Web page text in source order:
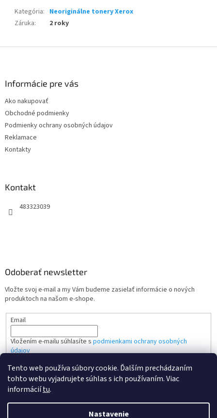
Tento web používa súbory cookie. Ďalším prechádzaním
tohto webu vyjadrujete súhlas s ich používaním. Viac
informáciítu.
Nastavenie
Kategória: Neoriginálne tonery Xerox
Záruka: 2 roky
Informácie pre vás
Ako nakupovať
Obchodné podmienky
Podmienky ochrany osobných údajov
Reklamace
Kontakty
Kontakt
483323039
Odoberať newsletter
Vložte svoj e-mail a my Vám budeme zasielať informácie o nových
produktoch na našom e-shope.
Email
Vložením e-mailu súhlasíte s podmienkami ochrany osobných
údajov
PRIHLÁSIŤ SA